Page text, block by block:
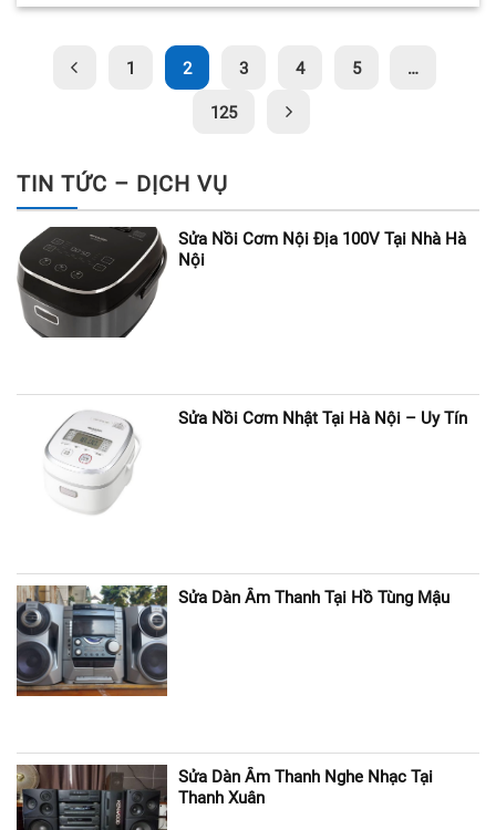
1 2 3 4 5 …
125
TIN TỨC – DỊCH VỤ
Sửa Nồi Cơm Nội Địa 100V Tại Nhà Hà
Nội
Sửa Nồi Cơm Nhật Tại Hà Nội – Uy Tín
Sửa Dàn Âm Thanh Tại Hồ Tùng Mậu
Sửa Dàn Âm Thanh Nghe Nhạc Tại
Thanh Xuân